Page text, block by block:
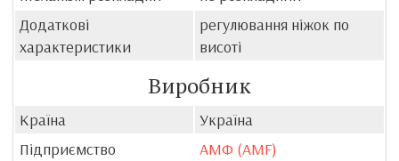
Додаткові
характеристики
регулювання ніжок по
висоті
Виробник
Країна
Україна
Підприємство
АМФ (AMF)